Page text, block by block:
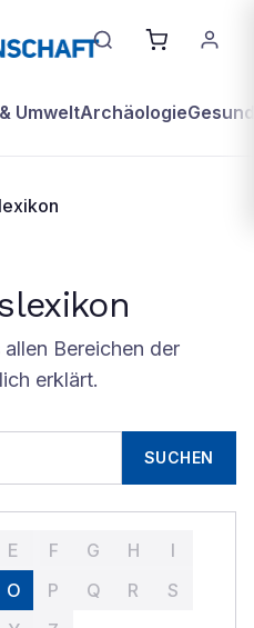
UmweltArchäologie
Bereichen der
erklärt.
SUCHEN
E F G H
I
O P Q R
S